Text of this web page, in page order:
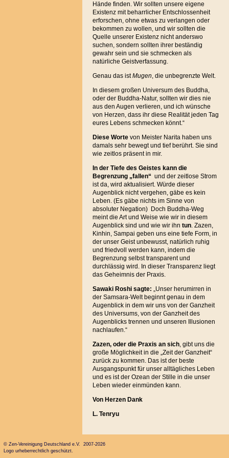
Hände finden. Wir sollten unsere eigene
Existenz mit beharrlicher Entschlossenheit
erforschen, ohne etwas zu verlangen oder
bekommen zu wollen, und wir sollten die
Quelle unserer Existenz nicht anderswo
suchen, sondern sollten ihrer beständig
gewahr sein und sie schmecken als
natürliche Geistverfassung.
Genau das istMugen, die unbegrenzte Welt.
In diesem großen Universum des Buddha,
oder der Buddha-Natur, sollten wir dies nie
aus den Augen verlieren, und ich wünsche
von Herzen, dass ihr diese Realität jeden Tag
eures Lebens schmecken könnt.“
Diese Wortevon Meister Narita haben uns
damals sehr bewegt und tief berührt. Sie sind
wie zeitlos präsent in mir.
In der Tiefe des Geistes kann die
Begrenzung „fallen“ und der zeitlose Strom
ist da, wird aktualisiert. Würde dieser
Augenblick nicht vergehen, gäbe es kein
Leben. (Es gäbe nichts im Sinne von
absoluter Negation) Doch Buddha-Weg
meint die Art und Weise wie wir in diesem
Augenblick sind und wie wir ihn tun. Zazen,
Kinhin, Sampai geben uns eine tiefe Form, in
der unser Geist unbewusst, natürlich ruhig
und friedvoll werden kann, indem die
Begrenzung selbst transparent und
durchlässig wird. In dieser Transparenz liegt
das Geheimnis der Praxis.
Sawaki Roshi sagte: „Unser herumirren in
der Samsara-Welt beginnt genau in dem
Augenblick in dem wir uns von der Ganzheit
des Universums, von der Ganzheit des
Augenblicks trennen und unseren Illusionen
nachlaufen.“
Zazen, oder die Praxis an sich, gibt uns die
große Möglichkeit in die „Zeit der Ganzheit“
zurück zu kommen. Das ist der beste
Ausgangspunkt für unser alltägliches Leben
und es ist der Ozean der Stille in die unser
Leben wieder einmünden kann.
Von Herzen Dank
L. Tenryu
© Zen-Vereinigung Deutschland e.V. 2007-2026
Logo urheberrechtlich geschützt.